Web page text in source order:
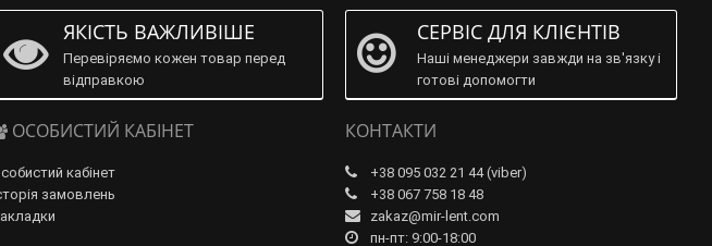
ЯКІСТЬ ВАЖЛИВІШЕ
Перевіряємо кожен товар перед
відправкою
СЕРВІС ДЛЯ КЛІЄНТІВ
Наші менеджери завжди на зв'язку і
готові допомогти
ОСОБИСТИЙ КАБІНЕТ
кабінет
замовлень
КОНТАКТИ
+38 095 032 21 44 (viber)
+38 067 758 18 48
zakaz@mir-lent.com
пн-пт: 9:00-18:00